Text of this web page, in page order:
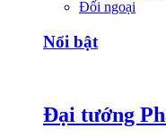
Đối ngoại
Nổi bật
Đại tướng